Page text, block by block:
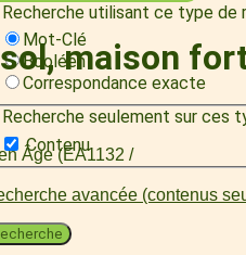
Recherche utilisant ce type de
Mot-Clé
Booléen
Correspondance exacte
Recherche seulement sur ces
Contenu
avancée (contenus
maison
Âge (EA1132 /